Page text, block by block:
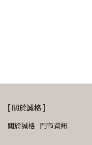
[ 關於誠格 ]
關於誠格 門市資訊